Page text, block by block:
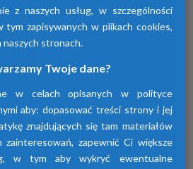
z naszych usług, w szczególności
zapisywanych w plikach cookies,
stronach.
Twoje dane?
w celach opisanych w polityce
aby: dopasować treści strony i jej
znajdujących się tam materiałów
zapewnić Ci większe
w tym aby wykryć ewentualne